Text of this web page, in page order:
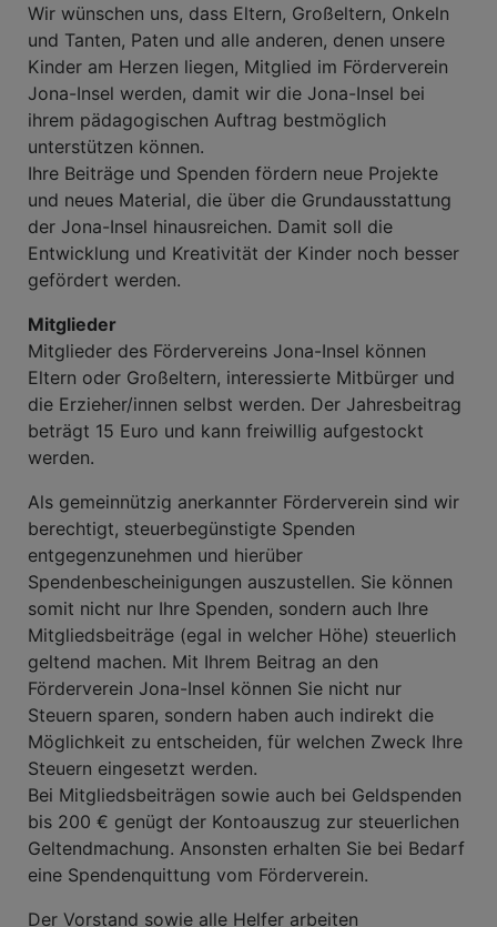
Wir wünschen uns, dass Eltern, Großeltern, Onkeln
und Tanten, Paten und alle anderen, denen unsere
Kinder am Herzen liegen, Mitglied im Förderverein
Jona-Insel werden, damit wir die Jona-Insel bei
ihrem pädagogischen Auftrag bestmöglich
unterstützen können.
Ihre Beiträge und Spenden fördern neue Projekte
und neues Material, die über die Grundausstattung
der Jona-Insel hinausreichen. Damit soll die
Entwicklung und Kreativität der Kinder noch besser
gefördert werden.
Mitglieder
Mitglieder des Fördervereins Jona-Insel können
Eltern oder Großeltern, interessierte Mitbürger und
die Erzieher/innen selbst werden. Der Jahresbeitrag
beträgt 15 Euro und kann freiwillig aufgestockt
werden.
Als gemeinnützig anerkannter Förderverein sind wir
berechtigt, steuerbegünstigte Spenden
entgegenzunehmen und hierüber
Spendenbescheinigungen auszustellen. Sie können
somit nicht nur Ihre Spenden, sondern auch Ihre
Mitgliedsbeiträge (egal in welcher Höhe) steuerlich
geltend machen. Mit Ihrem Beitrag an den
Förderverein Jona-Insel können Sie nicht nur
Steuern sparen, sondern haben auch indirekt die
Möglichkeit zu entscheiden, für welchen Zweck Ihre
Steuern eingesetzt werden.
Bei Mitgliedsbeiträgen sowie auch bei Geldspenden
bis 200 € genügt der Kontoauszug zur steuerlichen
Geltendmachung. Ansonsten erhalten Sie bei Bedarf
eine Spendenquittung vom Förderverein.
Der Vorstand sowie alle Helfer arbeiten